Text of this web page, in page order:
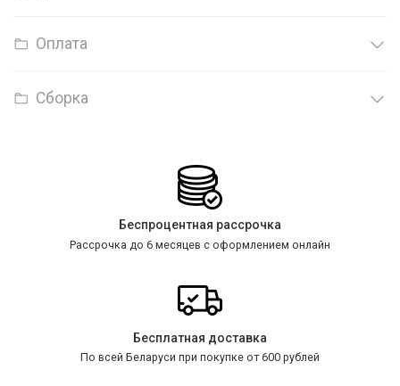
Оплата
Сборка
Беспроцентная рассрочка
Рассрочка до 6 месяцев с оформлением онлайн
Бесплатная доставка
По всей Беларуси при покупке от 600 рублей